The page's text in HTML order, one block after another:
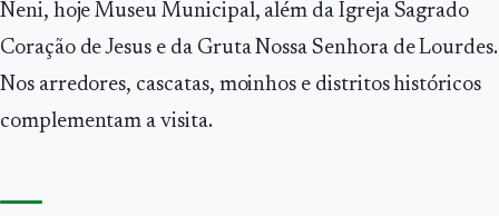
Neni, hoje Museu Municipal, além da Igreja Sagrado
Coração de Jesus e da Gruta Nossa Senhora de Lourdes.
Nos arredores, cascatas, moinhos e distritos históricos
complementam a visita.